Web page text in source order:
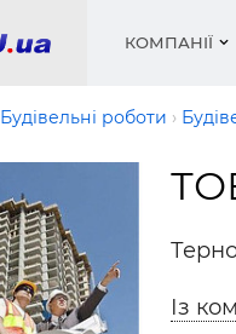
КОМПАНІЇ
Будівельні роботи
Із